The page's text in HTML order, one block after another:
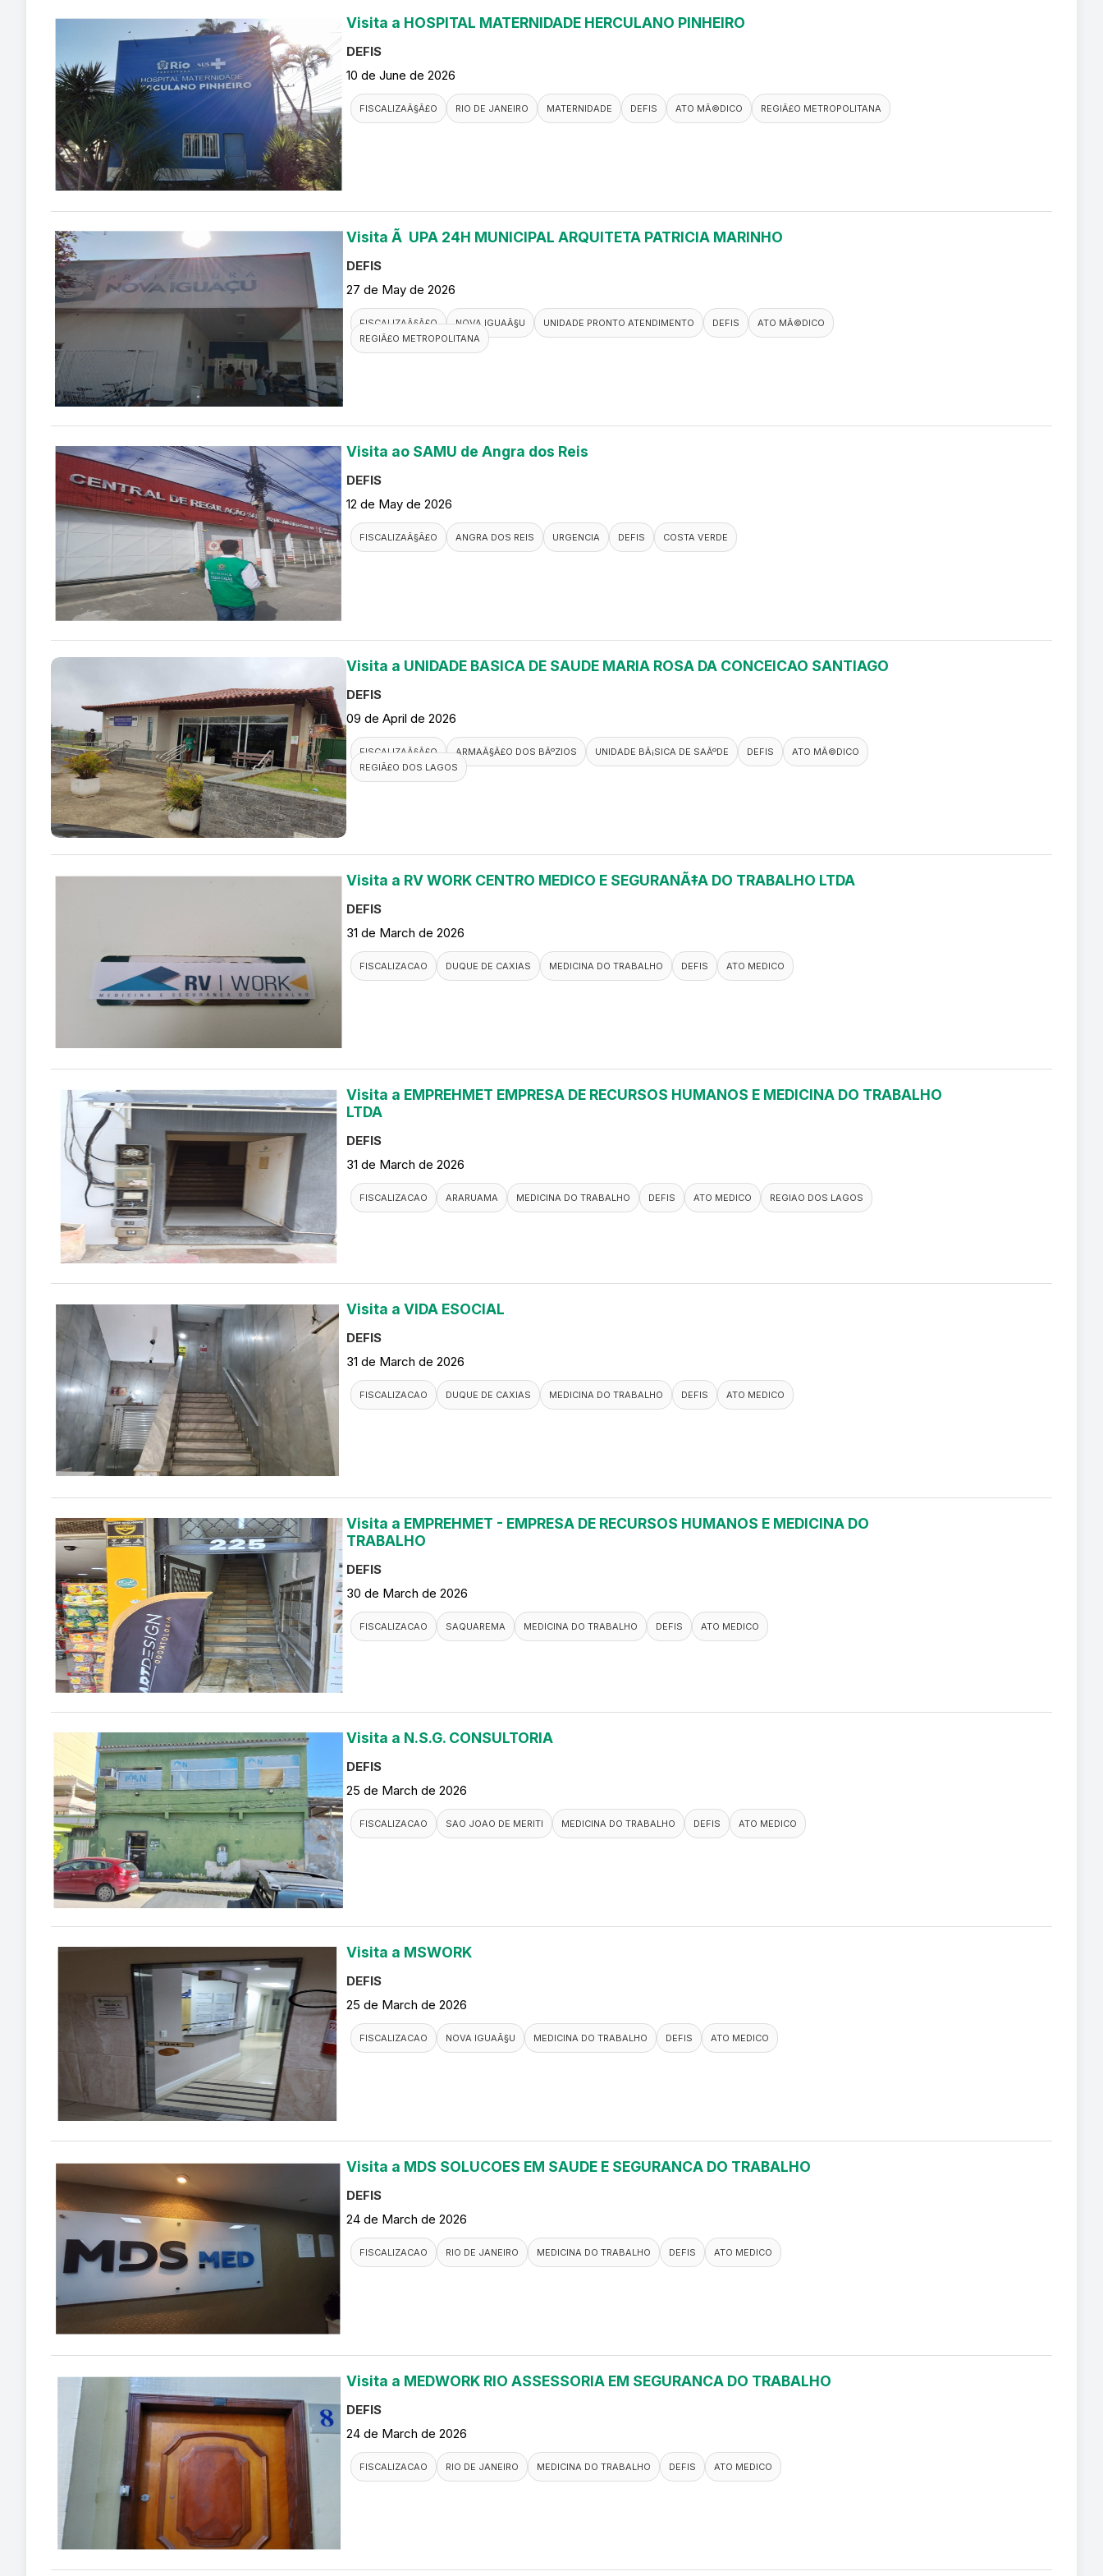
Visita a HOSPITAL MATERNIDADE HERCULANO PINHEIRO
DEFIS
10 de June de 2026
FISCALIZAÃ§Ã£O RIO DE JANEIRO MATERNIDADE DEFIS ATO MÃ©DICO REGIÃ£O METROPOLITANA
Visita Ã UPA 24H MUNICIPAL ARQUITETA PATRICIA MARINHO
DEFIS
27 de May de 2026
FISCALIZAÃ§Ã£O NOVA IGUAÃ§U UNIDADE PRONTO ATENDIMENTO DEFIS
ATO MÃ©DICO
REGIÃ£O METROPOLITANA
Visita ao SAMU de Angra dos Reis
DEFIS
12 de May de 2026
FISCALIZAÃ§Ã£O ANGRA DOS REIS URGENCIA DEFIS COSTA VERDE
Visita a UNIDADE BASICA DE SAUDE MARIA ROSA DA CONCEICAO SANTIAGO
DEFIS
09 de April de 2026
FISCALIZAÃ§Ã£O ARMAÃ§Ã£O DOS BÃºZIOS UNIDADE BÃ¡SICA DE SAÃºDE DEFIS
ATO MÃ©DICO
REGIÃ£O DOS LAGOS
Visita a RV WORK CENTRO MEDICO E SEGURANÃ‡A DO TRABALHO LTDA
DEFIS
31 de March de 2026
FISCALIZACAO DUQUE DE CAXIAS MEDICINA DO TRABALHO DEFIS ATO MEDICO
Visita a EMPREHMET EMPRESA DE RECURSOS HUMANOS E MEDICINA DO TRABALHO
LTDA
DEFIS
31 de March de 2026
FISCALIZACAO ARARUAMA MEDICINA DO TRABALHO DEFIS ATO MEDICO REGIAO DOS LAGOS
Visita a VIDA ESOCIAL
DEFIS
31 de March de 2026
FISCALIZACAO DUQUE DE CAXIAS MEDICINA DO TRABALHO DEFIS ATO MEDICO
Visita a EMPREHMET - EMPRESA DE RECURSOS HUMANOS E MEDICINA DO
TRABALHO
DEFIS
30 de March de 2026
FISCALIZACAO SAQUAREMA MEDICINA DO TRABALHO DEFIS ATO MEDICO
Visita a N.S.G. CONSULTORIA
DEFIS
25 de March de 2026
FISCALIZACAO SAO JOAO DE MERITI MEDICINA DO TRABALHO DEFIS ATO MEDICO
Visita a MSWORK
DEFIS
25 de March de 2026
FISCALIZACAO NOVA IGUAÃ§U MEDICINA DO TRABALHO DEFIS ATO MEDICO
Visita a MDS SOLUCOES EM SAUDE E SEGURANCA DO TRABALHO
DEFIS
24 de March de 2026
FISCALIZACAO RIO DE JANEIRO MEDICINA DO TRABALHO DEFIS ATO MEDICO
Visita a MEDWORK RIO ASSESSORIA EM SEGURANCA DO TRABALHO
DEFIS
24 de March de 2026
FISCALIZACAO RIO DE JANEIRO MEDICINA DO TRABALHO DEFIS ATO MEDICO